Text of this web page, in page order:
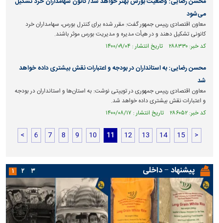
می‌شود
معاون اقتصادی رییس جمهور گفت: مقرر شده برای کنترل بورس، سهامداران خرد
کانونی تشکیل دهند و در هیأت مدیره و مدیریت بورس موثر باشند.
کد خبر: ۲۸۸۳۳۰ تاریخ انتشار : ۱۴۰۰/۰۹/۰۴
محسن رضایی: به استانداران در بودجه و اعتبارات نقش بیشتری داده خواهد
شد
معاون اقتصادی رییس جمهوری در توییتی نوشت: به استان‌ها و استانداران در بودجه
و اعتبارات نقش بیشتری داده خواهد شد.
کد خبر: ۲۸۶۰۵۲ تاریخ انتشار : ۱۴۰۰/۰۸/۱۷
< 6 7 8 9 10 11 12 13 14 15 >
پیشنهاد − داخلی ۱ ۲ ۳